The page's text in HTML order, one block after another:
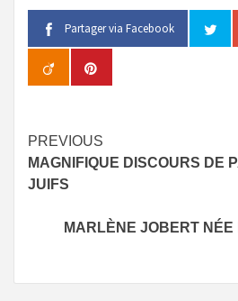
Partager via Facebook
Continue
Reading
PREVIOUS
MAGNIFIQUE DISCOURS DE
JUIFS
MARLÈNE JOBERT NÉE